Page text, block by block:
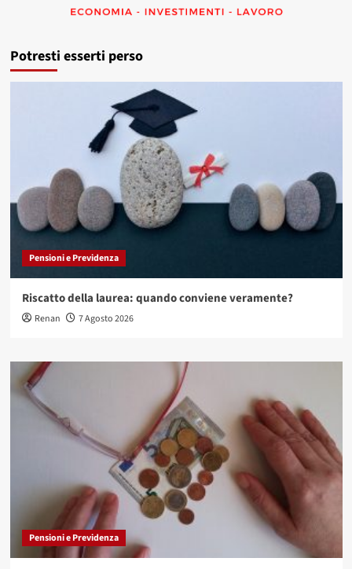
Potresti esserti perso
Pensioni e Previdenza
Riscatto della laurea: quando conviene veramente?
Renan 7 Agosto 2026
Pensioni e Previdenza